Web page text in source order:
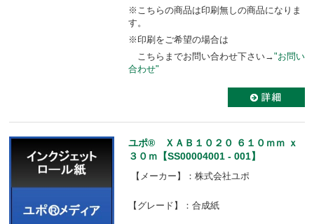
※こちらの商品は印刷無しの商品になりま
す。
※印刷をご希望の場合は
こちらまでお問い合わせ下さい→"お問い
合わせ"
ユポ® ＸＡＢ１０２０ ６１０ｍｍ ｘ
３０ｍ【SS00004001 - 001】
【メーカー】：株式会社ユポ
【グレード】：合成紙